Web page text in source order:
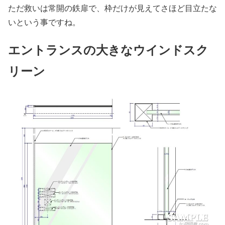
ただ救いは常開の鉄扉で、枠だけが見えてさほど目立たな
いという事ですね。
エントランスの大きなウインドスク
リーン